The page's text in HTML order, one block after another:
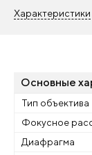
Характеристики
Основные
Тип объектива
Фокусное
Диафрагма